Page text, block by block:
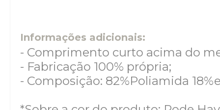
Informações adicionais:
- Comprimento curto acima do
- Fabricação 100% própria;
- Composição: 82%Poliamida